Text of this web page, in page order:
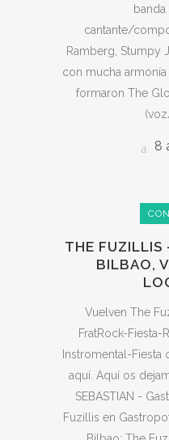
cantante/
Ramberg, Stumpy
con mucha
formaron The
8
THE FUZILLIS
BILBAO,
Vuelven The
FratRock-Fiesta-
Instromental-
aquí. Aquí os
SEBASTIAN -
Fuzillis en